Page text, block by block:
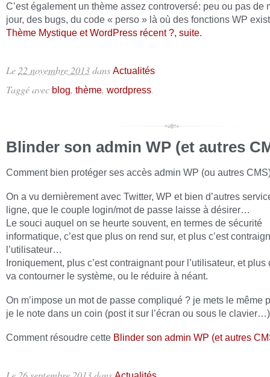
C’est également un thème assez controversé: peu ou pas de
jour, des bugs, du code « perso » là où des fonctions WP
Thème Mystique et WordPress récent ?, suite.
Le 22 novembre 2013dans Actualités
Taggé avec blog, thème, wordpress.
Blinder son admin WP (et autres
Comment bien protéger ses accès admin WP (ou autres
On a vu dernièrement avec Twitter, WP et bien d’autres
ligne, que le couple login/mot de passe laisse à désirer…
Le souci auquel on se heurte souvent, en termes de sécurité
informatique, c’est que plus on rend sur, et plus c’est
l’utilisateur…
Ironiquement, plus c’est contraignant pour l’utilisateur, et plus
va contourner le système, ou le réduire à néant.
On m’impose un mot de passe compliqué ? je mets le même
je le note dans un coin (post it sur l’écran ou sous le clavier…)
Comment résoudre cette Blinder son admin WP (et autres